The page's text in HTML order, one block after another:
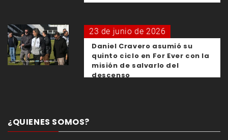
23 de junio de 2026
Daniel Cravero asumió su
quinto ciclo en For Ever con la
misión de salvarlo del
descenso
¿QUIENES SOMOS?